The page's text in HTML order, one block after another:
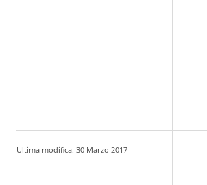
Ultima modifica: 30 Marzo 2017